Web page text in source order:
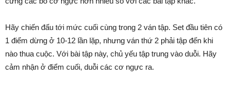
Hãy chiến đấu tới mức cuối cùng trong 2 ván tập. Set đầu tiên có
1 điểm dừng ở 10-12 lần lặp, nhưng ván thứ 2 phải tập đến khi
nào thua cuộc. Với bài tập này, chủ yếu tập trung vào duỗi. Hãy
cảm nhận ở điểm cuối, duỗi các cơ ngực ra.